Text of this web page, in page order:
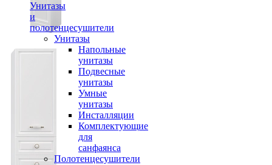
Унитазы
и
полотенцесушители
Унитазы
Напольные
унитазы
Подвесные
унитазы
Умные
унитазы
Инсталляции
Комплектующие
для
санфаянса
Полотенцесушители